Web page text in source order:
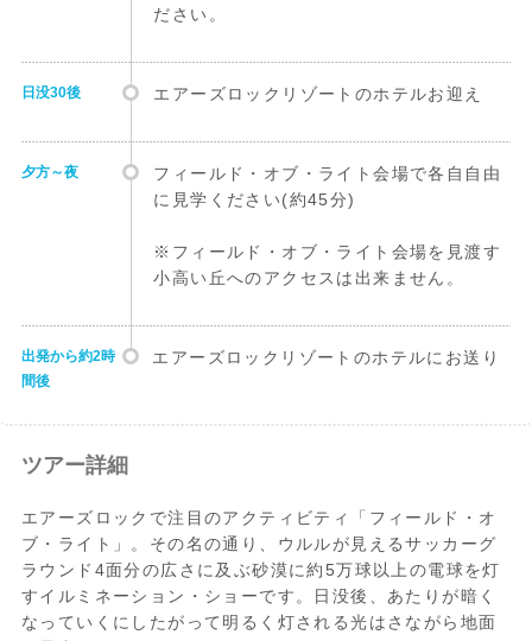
ださい。
日没30後 エアーズロックリゾートのホテルお迎え
夕方～夜
フィールド・オブ・ライト会場で各自自由
に見学ください(約45分)
※フィールド・オブ・ライト会場を見渡す
小高い丘へのアクセスは出来ません。
出発から約2時
間後
エアーズロックリゾートのホテルにお送り
ツアー詳細
エアーズロックで注目のアクティビティ「フィールド・オ
ブ・ライト」。その名の通り、ウルルが見えるサッカーグ
ラウンド4面分の広さに及ぶ砂漠に約5万球以上の電球を灯
すイルミネーション・ショーです。日没後、あたりが暗く
なっていくにしたがって明るく灯される光はさながら地面